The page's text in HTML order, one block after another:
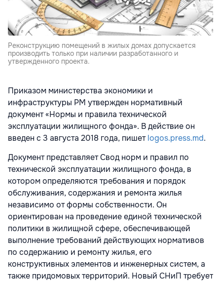
Реконструкцию помещений в жилых домах допускается
производить только при наличии разработанного и
утвержденного проекта.
Приказом министерства экономики и
инфраструктуры РМ утвержден нормативный
документ «Нормы и правила технической
эксплуатации жилищного фонда». В действие он
введен с 3 августа 2018 года, пишетlogos.press.md.
Документ представляет Свод норм и правил по
технической эксплуатации жилищного фонда, в
котором определяются требования и порядок
обслуживания, содержания и ремонта жилья
независимо от формы собственности. Он
ориентирован на проведение единой технической
политики в жилищной сфере, обеспечивающей
выполнение требований действующих нормативов
по содержанию и ремонту жилья, его
конструктивных элементов и инженерных систем, а
также придомовых территорий. Новый СНиП требует